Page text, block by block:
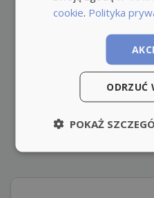
cookie. Polityka
ODRZUĆ
POKAŻ